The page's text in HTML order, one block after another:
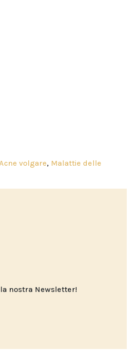
volgare, Malattie delle
nostra Newsletter!